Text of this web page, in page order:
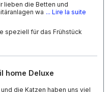
lieben die Betten und
wa ... Lire la suite
speziell für das Frühstück
home Deluxe
die Katzen haben uns viel